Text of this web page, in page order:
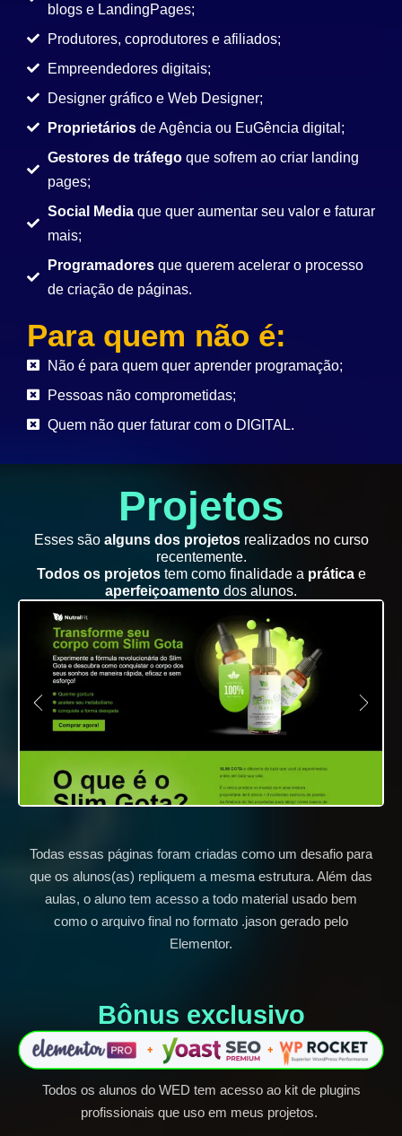
blogs e LandingPages;
Produtores, coprodutores e afiliados;
Empreendedores digitais;
Designer gráfico e Web Designer;
Proprietários de Agência ou EuGência digital;
Gestores de tráfegoque sofrem ao criar landing
pages;
Social Media que quer aumentar seu valor e faturar
mais;
Programadores que querem acelerar o processo
de criação de páginas.
Para quem não é:
Não é para quem quer aprender programação;
Pessoas não comprometidas;
Quem não quer faturar com o DIGITAL.
Projetos
Esses sãoalguns dos projetosrealizados no curso
recentemente.
Todos os projetos tem como finalidade a prática e
aperfeiçoamento dos alunos.
Todas essas páginas foram criadas como um desafio para
que os alunos(as) repliquem a mesma estrutura. Além das
aulas, o aluno tem acesso a todo material usado bem
como o arquivo final no formato .jason gerado pelo
Elementor.
Bônus exclusivo​
Todos os alunos do WED tem acesso ao kit de plugins
profissionais que uso em meus projetos.